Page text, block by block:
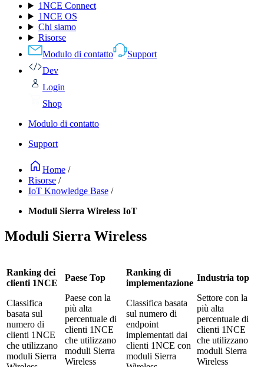
1NCE Connect
1NCE OS
Chi siamo
Risorse
Modulo di contatto
Support
Dev
Login
Shop
Modulo di contatto
Support
Home /
Risorse /
IoT Knowledge Base /
Moduli Sierra Wireless IoT
Moduli Sierra Wireless
Ranking dei
clienti 1NCE
Classifica
basata sul
numero di
clienti 1NCE
che utilizzano
moduli Sierra
Paese Top
Paese con la
più alta
percentuale di
clienti 1NCE
che utilizzano
moduli Sierra
Wireless
Ranking di
implementazione
Classifica basata
sul numero di
endpoint
implementati dai
clienti 1NCE con
moduli Sierra
Industria top
Settore con la
più alta
percentuale di
clienti 1NCE
che utilizzano
moduli Sierra
Wireless